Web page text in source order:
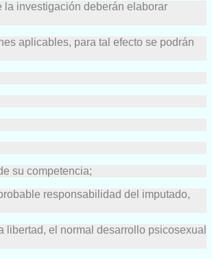
la investigación deberán elaborar
aplicables, para tal efecto se podrán
su competencia;
responsabilidad del imputado,
el normal desarrollo psicosexual